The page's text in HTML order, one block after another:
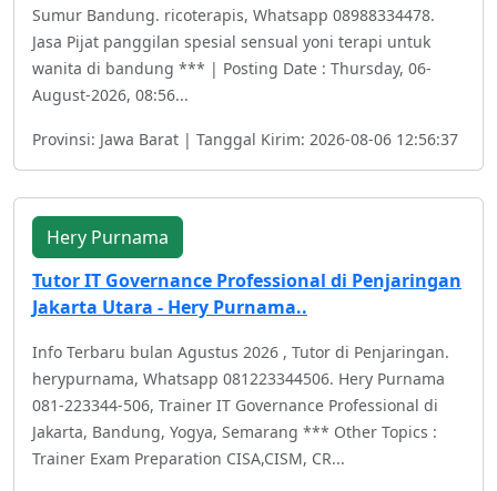
Sumur Bandung. ricoterapis, Whatsapp 08988334478.
Jasa Pijat panggilan spesial sensual yoni terapi untuk
wanita di bandung *** | Posting Date : Thursday, 06-
August-2026, 08:56...
Provinsi: Jawa Barat | Tanggal Kirim: 2026-08-06 12:56:37
Hery Purnama
Tutor IT Governance Professional di Penjaringan
Jakarta Utara - Hery Purnama..
Info Terbaru bulan Agustus 2026 , Tutor di Penjaringan.
herypurnama, Whatsapp 081223344506. Hery Purnama
081-223344-506, Trainer IT Governance Professional di
Jakarta, Bandung, Yogya, Semarang *** Other Topics :
Trainer Exam Preparation CISA,CISM, CR...